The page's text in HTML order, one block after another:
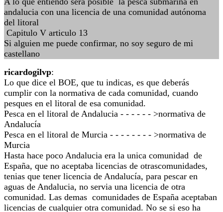
andalucia con una licencia de una comunidad autónoma
del litoral
Capitulo V articulo 13
Si alguien me puede confirmar, no soy seguro de mi
castellano
ricardogilvp:
Lo que dice el BOE, que tu indicas, es que deberás
cumplir con la normativa de cada comunidad, cuando
pesques en el litoral de esa comunidad.
Pesca en el litoral de Andalucia - - - - - - >normativa de
Andalucía
Pesca en el litoral de Murcia - - - - - - - - >normativa de
Murcia
Hasta hace poco Andalucia era la unica comunidad de
España, que no aceptaba licencias de otrascomunidades,
tenias que tener licencia de Andalucía, para pescar en
aguas de Andalucia, no servia una licencia de otra
comunidad. Las demas comunidades de España aceptaban
licencias de cualquier otra comunidad. No se si eso ha